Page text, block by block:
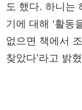
도 했다. 하니는
기에 대해 ‘활동
없으면 책에서
찾았다’라고 밝